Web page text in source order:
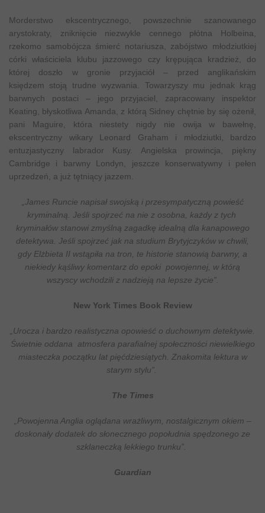
Morderstwo ekscentrycznego, powszechnie szanowanego
arystokraty, zniknięcie niezwykle cennego płótna Holbeina,
rzekomo samobójcza śmierć notariusza, zabójstwo młodziutkiej
córki właściciela klubu jazzowego czy krępująca kradzież, do
której doszło w gronie przyjaciół – przed anglikańskim
księdzem stoją trudne wyzwania. Towarzyszy mu jednak krąg
barwnych postaci – jego przyjaciel, zapracowany inspektor
Keating, błyskotliwa Amanda, z którą Sidney chętnie by się ożenił,
pani Maguire, która niestety nigdy nie owija w bawełnę,
ekscentryczny wikary Leonard Graham i młodziutki, bardzo
entuzjastyczny labrador Kusy. Angielska prowincja, piękny
Cambridge i barwny Londyn, jeszcze konserwatywny i pełen
uprzedzeń, a już tętniący jazzem.
„James Runcie napisał swojską i przesympatyczną powieść
kryminalną. Jeśli spojrzeć na nie z osobna, każdy z tych
kryminałów stanowi zmyślną zagadkę idealną dla kanapowego
detektywa. Jeśli spojrzeć jak na studium Brytyjczyków w chwili,
gdy Elżbieta II wstąpiła na tron, te historie stanowią barwny, a
niekiedy kąśliwy komentarz do epoki powojennej, w którą
wszyscy wchodzili z nadzieją na lepsze życie”.
New York Times Book Review
„Urocza i bardzo realistyczna opowieść o duchownym detektywie.
Świetnie oddana atmosfera parafialnej społeczności niewielkiego
miasteczka początku lat pięćdziesiątych. Znakomita lektura w
starym stylu”.
The Times
„Powojenna Anglia oglądana wrażliwym, nostalgicznym okiem –
doskonały dodatek do słonecznego popołudnia spędzonego ze
szklaneczką lekkiego trunku”.
Guardian